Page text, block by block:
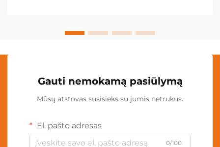
Gauti nemokamą pasiūlymą
Mūsų atstovas susisieks su jumis netrukus.
El. pašto adresas
0/100